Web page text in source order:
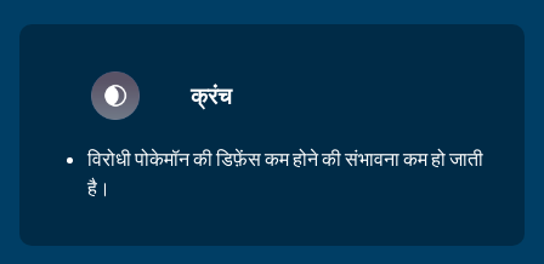
क्रंच
विरोधी पोकेमॉन की डिफ़ेंस कम होने की संभावना कम हो जाती
है।